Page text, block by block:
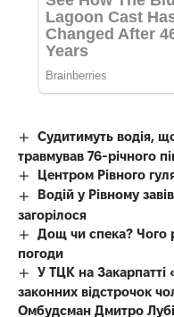
Судитимуть водія,
травмував 76-річного
Центром Рівного
Водій у Рівному
загорілося
Дощ чи спека? Чого
погоди
У ТЦК на
законних відстрочок
Омбудсман Дмитро